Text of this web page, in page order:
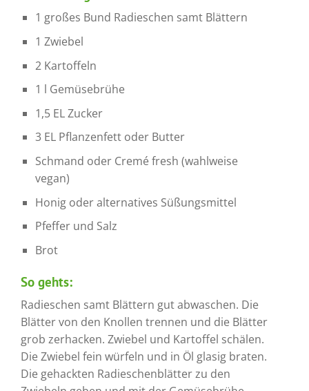
1 großes Bund Radieschen samt Blättern
1 Zwiebel
2 Kartoffeln
1 l Gemüsebrühe
1,5 EL Zucker
3 EL Pflanzenfett oder Butter
Schmand oder Cremé fresh (wahlweise
vegan)
Honig oder alternatives Süßungsmittel
Pfeffer und Salz
Brot
So gehts:
Radieschen samt Blättern gut abwaschen. Die
Blätter von den Knollen trennen und die Blätter
grob zerhacken. Zwiebel und Kartoffel schälen.
Die Zwiebel fein würfeln und in Öl glasig braten.
Die gehackten Radieschenblätter zu den